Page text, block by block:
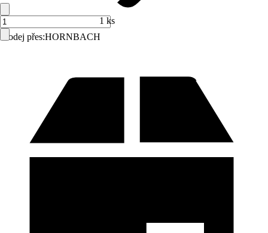
Prodej přes:HORNBACH
1 ks